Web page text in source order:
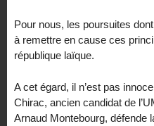
Pour nous, les poursuites
à remettre en cause ces
république laïque.
A cet égard, il n’est pas
Chirac, ancien candidat de
Arnaud Montebourg, défende